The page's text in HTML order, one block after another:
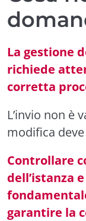
La gestione
richiede
corretta
L’invio non è
modifica
Controllare
dell’istanza
garantire la